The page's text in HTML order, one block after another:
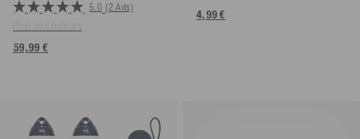
5.0 (2 Avis)
59,99 €
4,99 €